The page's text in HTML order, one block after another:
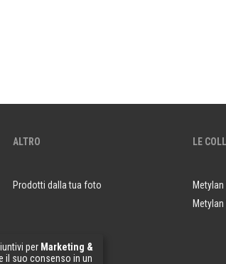
ALTRO
Prodotti dalla tua foto
LE
Metylan
per Marketing &
il suo consenso in un